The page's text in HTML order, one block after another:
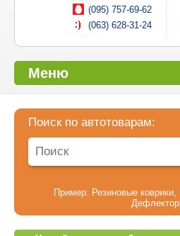
(095) 757-69-62
(063) 628-31-24
Меню
Поиск по автотоварам:
Пример: Резиновые коврики